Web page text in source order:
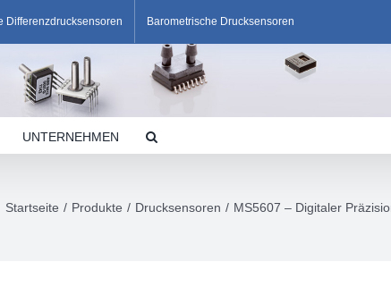
Differenzdrucksensoren Barometrische Drucksensoren
UNTERNEHMEN
Startseite Produkte Drucksensoren MS5607 – Digitaler